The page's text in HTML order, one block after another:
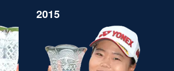
2015